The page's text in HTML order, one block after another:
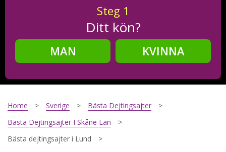
Steg 1
Ditt kön?
MAN
KVINNA
Steg2
Home Sverige
Bästa Dejtingsajter
Bästa Dejtingsajter I Skåne Län
Bästa dejtingsajter i Lund